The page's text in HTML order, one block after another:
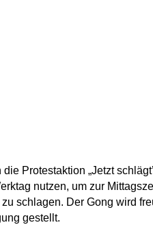
Protestaktion „Jetzt
nutzen, um zur
schlagen. Der Gong wird
gestellt.